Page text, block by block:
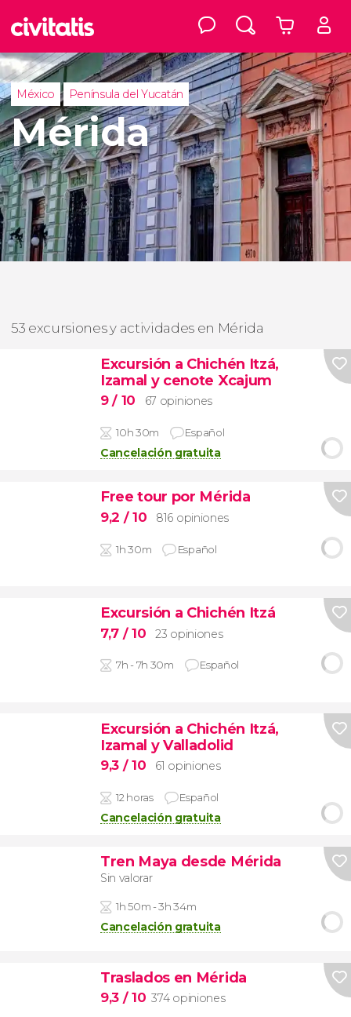
México Península del Yucatán
Mérida
53 excursiones y actividades en Mérida
Excursión a Chichén Itzá,
Izamal y cenote Xcajum
9/ 10 67 opiniones
10h 30m Español
Cancelación gratuita
Free tour por Mérida
9,2 / 10 816 opiniones
1h 30m Español
Excursión a Chichén Itzá
7,7 / 10 23 opiniones
7h - 7h 30m Español
Excursión a Chichén Itzá,
Izamal y Valladolid
9,3 / 10 61 opiniones
12 horas Español
Cancelación gratuita
Tren Maya desde Mérida
Sin valorar
1h 50m - 3h 34m
Cancelación gratuita
Traslados en Mérida
9,3 / 10 374 opiniones